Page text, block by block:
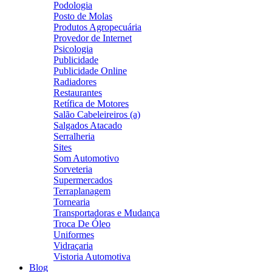
Podologia
Posto de Molas
Produtos Agropecuária
Provedor de Internet
Psicologia
Publicidade
Publicidade Online
Radiadores
Restaurantes
Retífica de Motores
Salão Cabeleireiros (a)
Salgados Atacado
Serralheria
Sites
Som Automotivo
Sorveteria
Supermercados
Terraplanagem
Tornearia
Transportadoras e Mudança
Troca De Óleo
Uniformes
Vidraçaria
Vistoria Automotiva
Blog